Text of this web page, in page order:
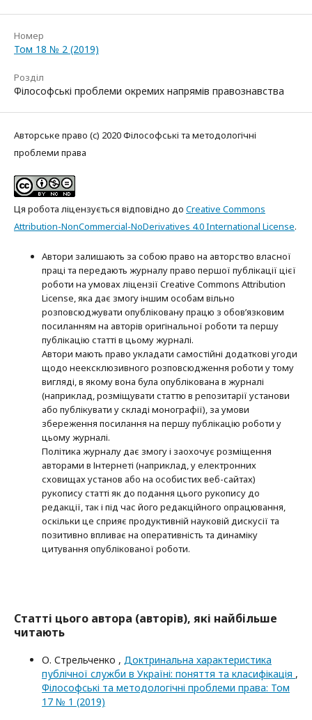
Номер
Том 18 № 2 (2019)
Розділ
Філософські проблеми окремих напрямів правознавства
Авторське право (c) 2020 Філософські та методологічні
проблеми права
Ця робота ліцензується відповідно до Creative Commons
Attribution-NonCommercial-NoDerivatives 4.0 International License.
Автори залишають за собою право на авторство власної
праці та передають журналу право першої публікації цієї
роботи на умовах ліцензії Creative Commons Attribution
License, яка дає змогу іншим особам вільно
розповсюджувати опубліковану працю з обов’язковим
посиланням на авторів оригінальної роботи та першу
публікацію статті в цьому журналі.
Автори мають право укладати самостійні додаткові угоди
щодо неексклюзивного розповсюдження роботи у тому
вигляді, в якому вона була опублікована в журналі
(наприклад, розміщувати статтю в репозитарії установи
або публікувати у складі монографії), за умови
збереження посилання на першу публікацію роботи у
цьому журналі.
Політика журналу дає змогу і заохочує розміщення
авторами в Інтернеті (наприклад, у електронних
сховищах установ або на особистих веб-сайтах)
рукопису статті як до подання цього рукопису до
редакції, так і під час його редакційного опрацювання,
оскільки це сприяє продуктивній науковій дискусії та
позитивно впливає на оперативність та динаміку
цитування опублікованої роботи.
Статті цього автора (авторів), які найбільше
читають
О. Стрельченко , Доктринальна характеристика
публічної служби в Україні: поняття та класифікація ,
Філософські та методологічні проблеми права: Том
17 № 1 (2019)